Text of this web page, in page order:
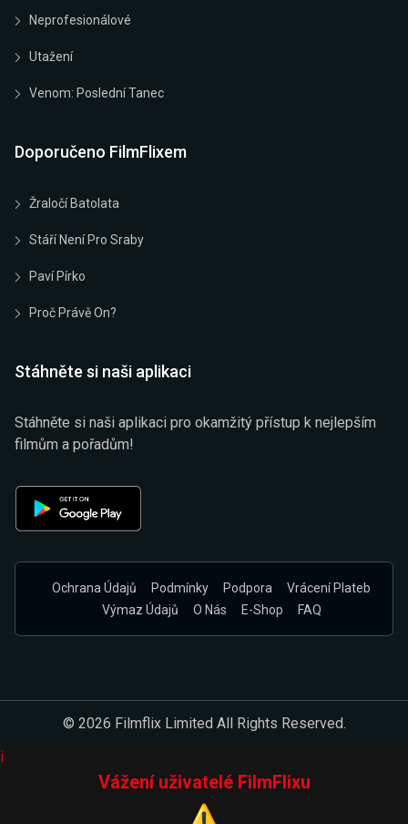
Neprofesionálové
Utažení
Venom: Poslední Tanec
Doporučeno FilmFlixem
Žraločí Batolata
Stáří Není Pro Sraby
Paví Pírko
Proč Právě On?
Stáhněte si naši aplikaci
Stáhněte si naši aplikaci pro okamžitý přístup k nejlepším
filmům a pořadům!
Ochrana Údajů Podmínky Podpora
Vrácení Plateb
Výmaz Údajů
O Nás E-Shop FAQ
© 2026 Filmflix Limited All Rights Reserved.
i
Vážení uživatelé FilmFlixu